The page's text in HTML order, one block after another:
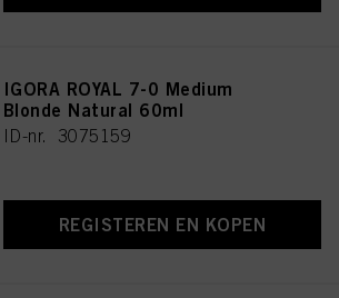
IGORA ROYAL 7-0 Medium
Blonde Natural 60ml
ID-nr. 3075159
REGISTEREN EN KOPEN